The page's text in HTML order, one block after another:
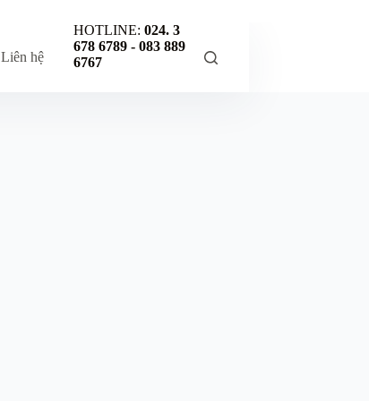
Liên hệ
HOTLINE:024. 3
678 6789 -083 889
6767